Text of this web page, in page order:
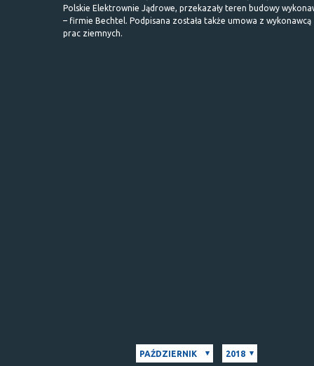
Polskie Elektrownie Jądrowe, przekazały teren budowy
– firmie Bechtel. Podpisana została także umowa z wykonawcą
prac ziemnych.
PAŹDZIERNIK 2018